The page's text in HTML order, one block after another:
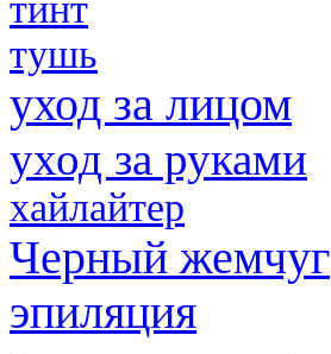
тушь
уход за лицом
уход за руками
хайлайтер
Черный жемчуг
эпиляция